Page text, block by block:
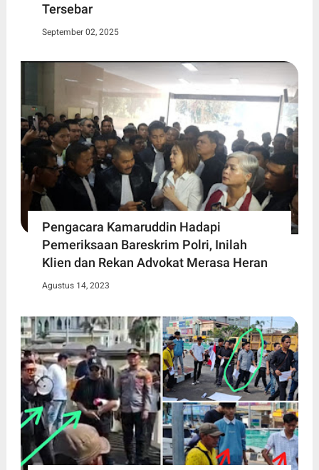
Tersebar
September 02, 2025
Pengacara Kamaruddin Hadapi
Pemeriksaan Bareskrim Polri, Inilah
Klien dan Rekan Advokat Merasa Heran
Agustus 14, 2023